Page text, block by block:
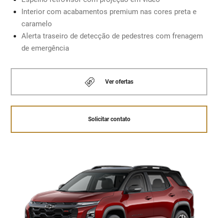
Chevrolet MyLink
central multimídia com tela de 11.3”sensível ao
MOTOR 1.5 TURBO COM INJEÇÃO DIRETA
Interior com acabamentos premium nas cores preta e
caramelo
Alerta traseiro de detecção de pedestres com frenagem
de emergência
Ver ofertas
Solicitar contato